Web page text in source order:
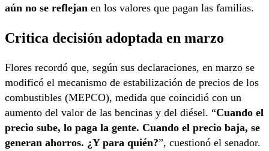
aún no se reflejan en los valores que pagan las familias.
Critica decisión adoptada en marzo
Flores recordó que, según sus declaraciones, en marzo se
modificó el mecanismo de estabilización de precios de los
combustibles (MEPCO), medida que coincidió con un
aumento del valor de las bencinas y del diésel. “Cuando el
precio sube, lo paga la gente. Cuando el precio baja, se
generan ahorros. ¿Y para quién?”, cuestionó el senador.